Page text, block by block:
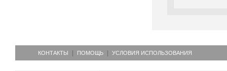
КОНТАКТЫ ПОМОЩЬ УСЛОВИЯ ИСПОЛЬЗОВАНИЯ